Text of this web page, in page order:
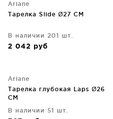
Ariane
Тарелка Slide Ø27 CM
В наличии 201 шт.
2 042 руб
Ariane
Тарелка глубокая Laps Ø26
CM
В наличии 51 шт.